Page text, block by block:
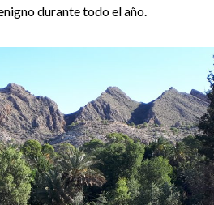
durante todo el año.